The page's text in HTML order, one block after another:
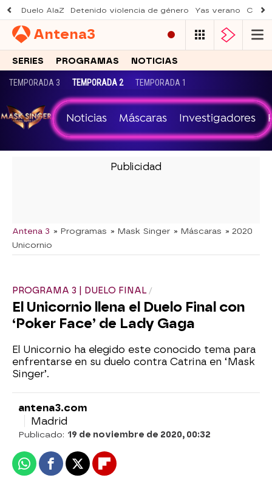
Duelo AlaZ Detenido violencia de género Yas verano
Antena3
SERIES PROGRAMAS NOTICIAS
TEMPORADA 3 TEMPORADA 2 TEMPORADA 1
Noticias Máscaras Investigadores
-
Antena 3 » Programas » Mask Singer » Máscaras » 2020
Unicornio
PROGRAMA 3 | DUELO FINAL
El Unicornio llena el Duelo Final con
‘Poker Face’ de Lady Gaga
El Unicornio ha elegido este conocido tema para
enfrentarse en su duelo contra Catrina en ‘Mask
Singer’.
antena3.com
Madrid
Publicado: 19 de noviembre de 2020, 00:32
WhatsappFacebook
X Flipboard